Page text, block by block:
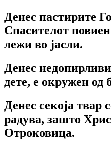
Денес пастирите
Спасителот
лежи во јасли.
Денес
дете, е окружен од
Денес секоја твар
радува, зашто
Отроковица.